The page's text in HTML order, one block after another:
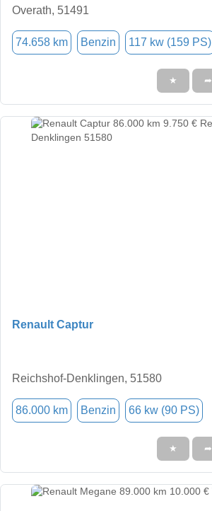
Overath, 51491
74.658 km Benzin 117 kw (159 PS)
★ ➦
Renault Captur
Reichshof-Denklingen, 51580
86.000 km Benzin 66 kw (90 PS)
★ ➦